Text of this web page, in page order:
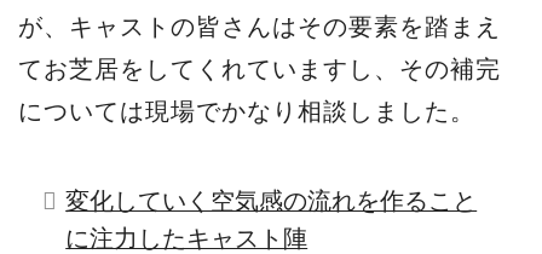
が、キャストの皆さんはその要素を踏まえ
てお芝居をしてくれていますし、その補完
については現場でかなり相談しました。
変化していく空気感の流れを作ること
に注力したキャスト陣